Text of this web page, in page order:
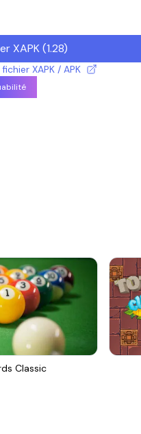
XAPK(1.28)
XAPK / APK
Classic